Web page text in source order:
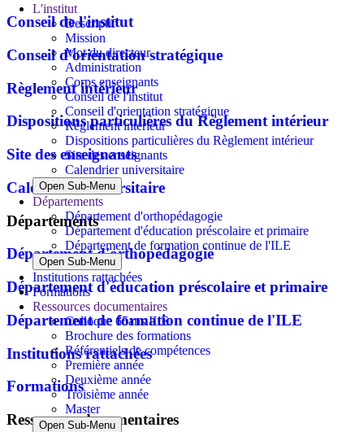
L'institut
Descriptif
Mission
Mot du directeur
Administration
Corps enseignants
Conseil de l'institut
Conseil d'orientation stratégique
Règlement intérieur
Dispositions particulières du Règlement intérieur
Site des enseignants
Calendrier universitaire
Open Sub-Menu
Départements
Département d'orthopédagogie
Département d'éducation préscolaire et primaire
Département de formation continue de l'ILE
Open Sub-Menu
Institutions rattachées
Formations
Ressources documentaires
Colloque 65ans ILE
Brochure des formations
Référentiels de compétences
Première année
Deuxième année
Troisième année
Master
Open Sub-Menu
Conseil de l'institut
Conseil d'orientation stratégique
Règlement intérieur
Dispositions particulières du Règlement intérieur
Site des enseignants
Calendrier universitaire
Départements
Département d'orthopédagogie
Département d'éducation préscolaire et primaire
Département de formation continue de l'ILE
Institutions rattachées
Formations
Ressources documentaires